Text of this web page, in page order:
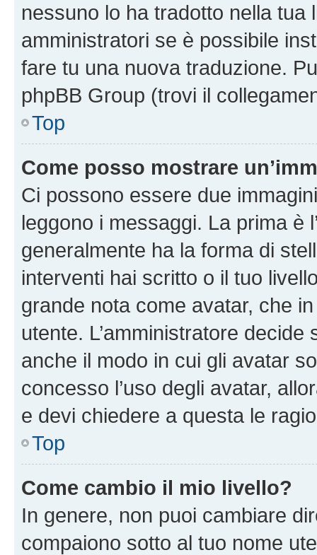
nessuno lo ha tradotto nella tua
amministratori se è possibile
fare tu una nuova traduzione.
phpBB Group (trovi il
Top
Come posso mostrare
Ci possono essere due
leggono i messaggi. La prima è
generalmente ha la forma di
interventi hai scritto o il tuo
grande nota come avatar, che
utente. L’amministratore
anche il modo in cui gli avatar
concesso l’uso degli avatar,
e devi chiedere a questa le
Top
Come cambio il mio livello?
In genere, non puoi cambiare
compaiono sotto al tuo nome